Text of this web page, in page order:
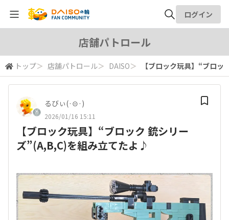
検索
ログイン
店舗パトロール
トップ＞ 店舗パトロール＞ DAISO＞ 【ブロック玩具】“ブロ
るびぃ(·⊝·)
2026/01/16 15:11
【ブロック玩具】“ブロック 銃シリー
ズ”(A,B,C)を組み立てたよ♪